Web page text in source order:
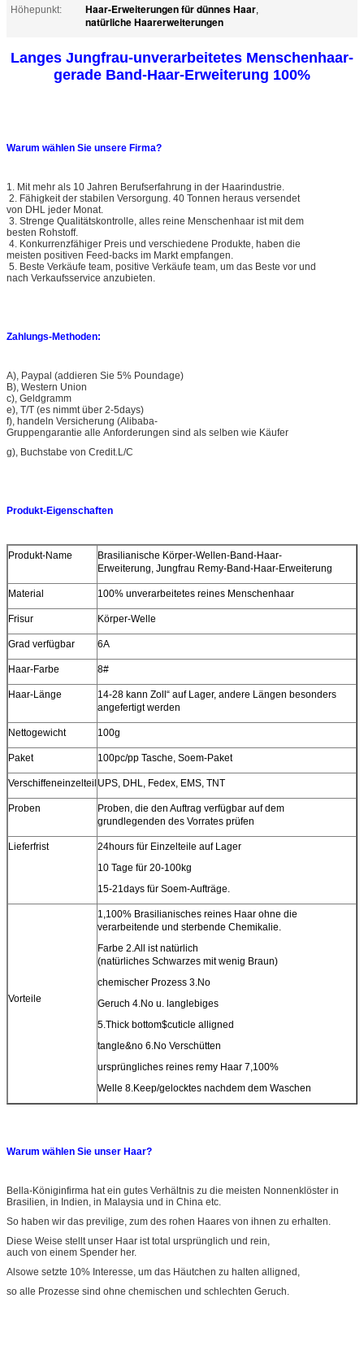
Höhepunkt:
Haar-Erweiterungen für dünnes Haar,
natürliche Haarerweiterungen
Langes Jungfrau-unverarbeitetes Menschenhaar-
gerade Band-Haar-Erweiterung 100%
Warum wählen Sie unsere Firma?
1. Mit mehr als 10 Jahren Berufserfahrung in der Haarindustrie.
2. Fähigkeit der stabilen Versorgung. 40 Tonnen heraus versendet
von DHL jeder Monat.
3. Strenge Qualitätskontrolle, alles reine Menschenhaar ist mit dem
besten Rohstoff.
4. Konkurrenzfähiger Preis und verschiedene Produkte, haben die
meisten positiven Feed-backs im Markt empfangen.
5. Beste Verkäufe team, positive Verkäufe team, um das Beste vor und
nach Verkaufsservice anzubieten.
Zahlungs-Methoden:
A), Paypal (addieren Sie 5% Poundage)
B), Western Union
c), Geldgramm
e), T/T (es nimmt über 2-5days)
f), handeln Versicherung (Alibaba-
Gruppengarantie alle Anforderungen sind als selben wie Käufer
g), Buchstabe von Credit.L/C
Produkt-Eigenschaften
Produkt-Name
Brasilianische Körper-Wellen-Band-Haar-
Erweiterung, Jungfrau Remy-Band-Haar-Erweiterung
Material 100% unverarbeitetes reines Menschenhaar
Frisur Körper-Welle
Grad verfügbar 6A
Haar-Farbe 8#
Haar-Länge
14-28 kann Zoll“ auf Lager, andere Längen besonders
angefertigt werden
Nettogewicht 100g
Paket 100pc/pp Tasche, Soem-Paket
Verschiffeneinzelteil UPS, DHL, Fedex, EMS, TNT
Proben
Proben, die den Auftrag verfügbar auf dem
grundlegenden des Vorrates prüfen
Lieferfrist
24hours für Einzelteile auf Lager
10 Tage für 20-100kg
15-21days für Soem-Aufträge.
Vorteile
1,100% Brasilianisches reines Haar ohne die
verarbeitende und sterbende Chemikalie.
Farbe 2.All ist natürlich
(natürliches Schwarzes mit wenig Braun)
chemischer Prozess 3.No
Geruch 4.No u. langlebiges
5.Thick bottom$cuticle alligned
tangle&no 6.No Verschütten
ursprüngliches reines remy Haar 7,100%
Welle 8.Keep/gelocktes nachdem dem Waschen
Warum wählen Sie unser Haar?
Bella-Königinfirma hat ein gutes Verhältnis zu die meisten Nonnenklöster in
Brasilien, in Indien, in Malaysia und in China etc.
So haben wir das previlige, zum des rohen Haares von ihnen zu erhalten.
Diese Weise stellt unser Haar ist total ursprünglich und rein,
auch von einem Spender her.
Alsowe setzte 10% Interesse, um das Häutchen zu halten alligned,
so alle Prozesse sind ohne chemischen und schlechten Geruch.